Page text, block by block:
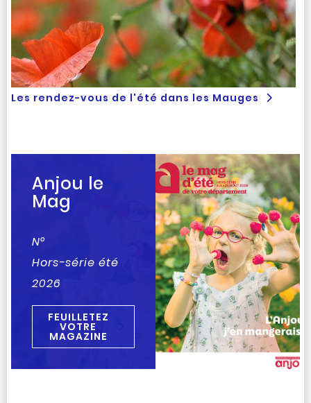
Les rendez-vous de l'été dans les Mauges
Anjou le
Mag
N°
Hors-série été
2026
FEUILLETEZ
VOTRE
MAGAZINE